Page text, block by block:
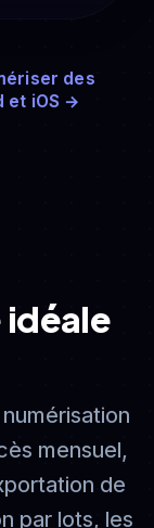
des
et iOS →
mensuel,
de
par lots, les